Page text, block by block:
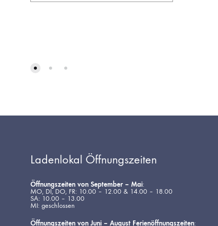
Ladenlokal Öffnungszeiten
Öffnungszeiten von September – Mai:
MO, DI, DO, FR: 10.00 – 12.00 & 14.00 – 18.00
SA: 10.00 – 13.00
MI: geschlossen
Öffnungszeiten von Juni – August Ferienöffnungszeiten: